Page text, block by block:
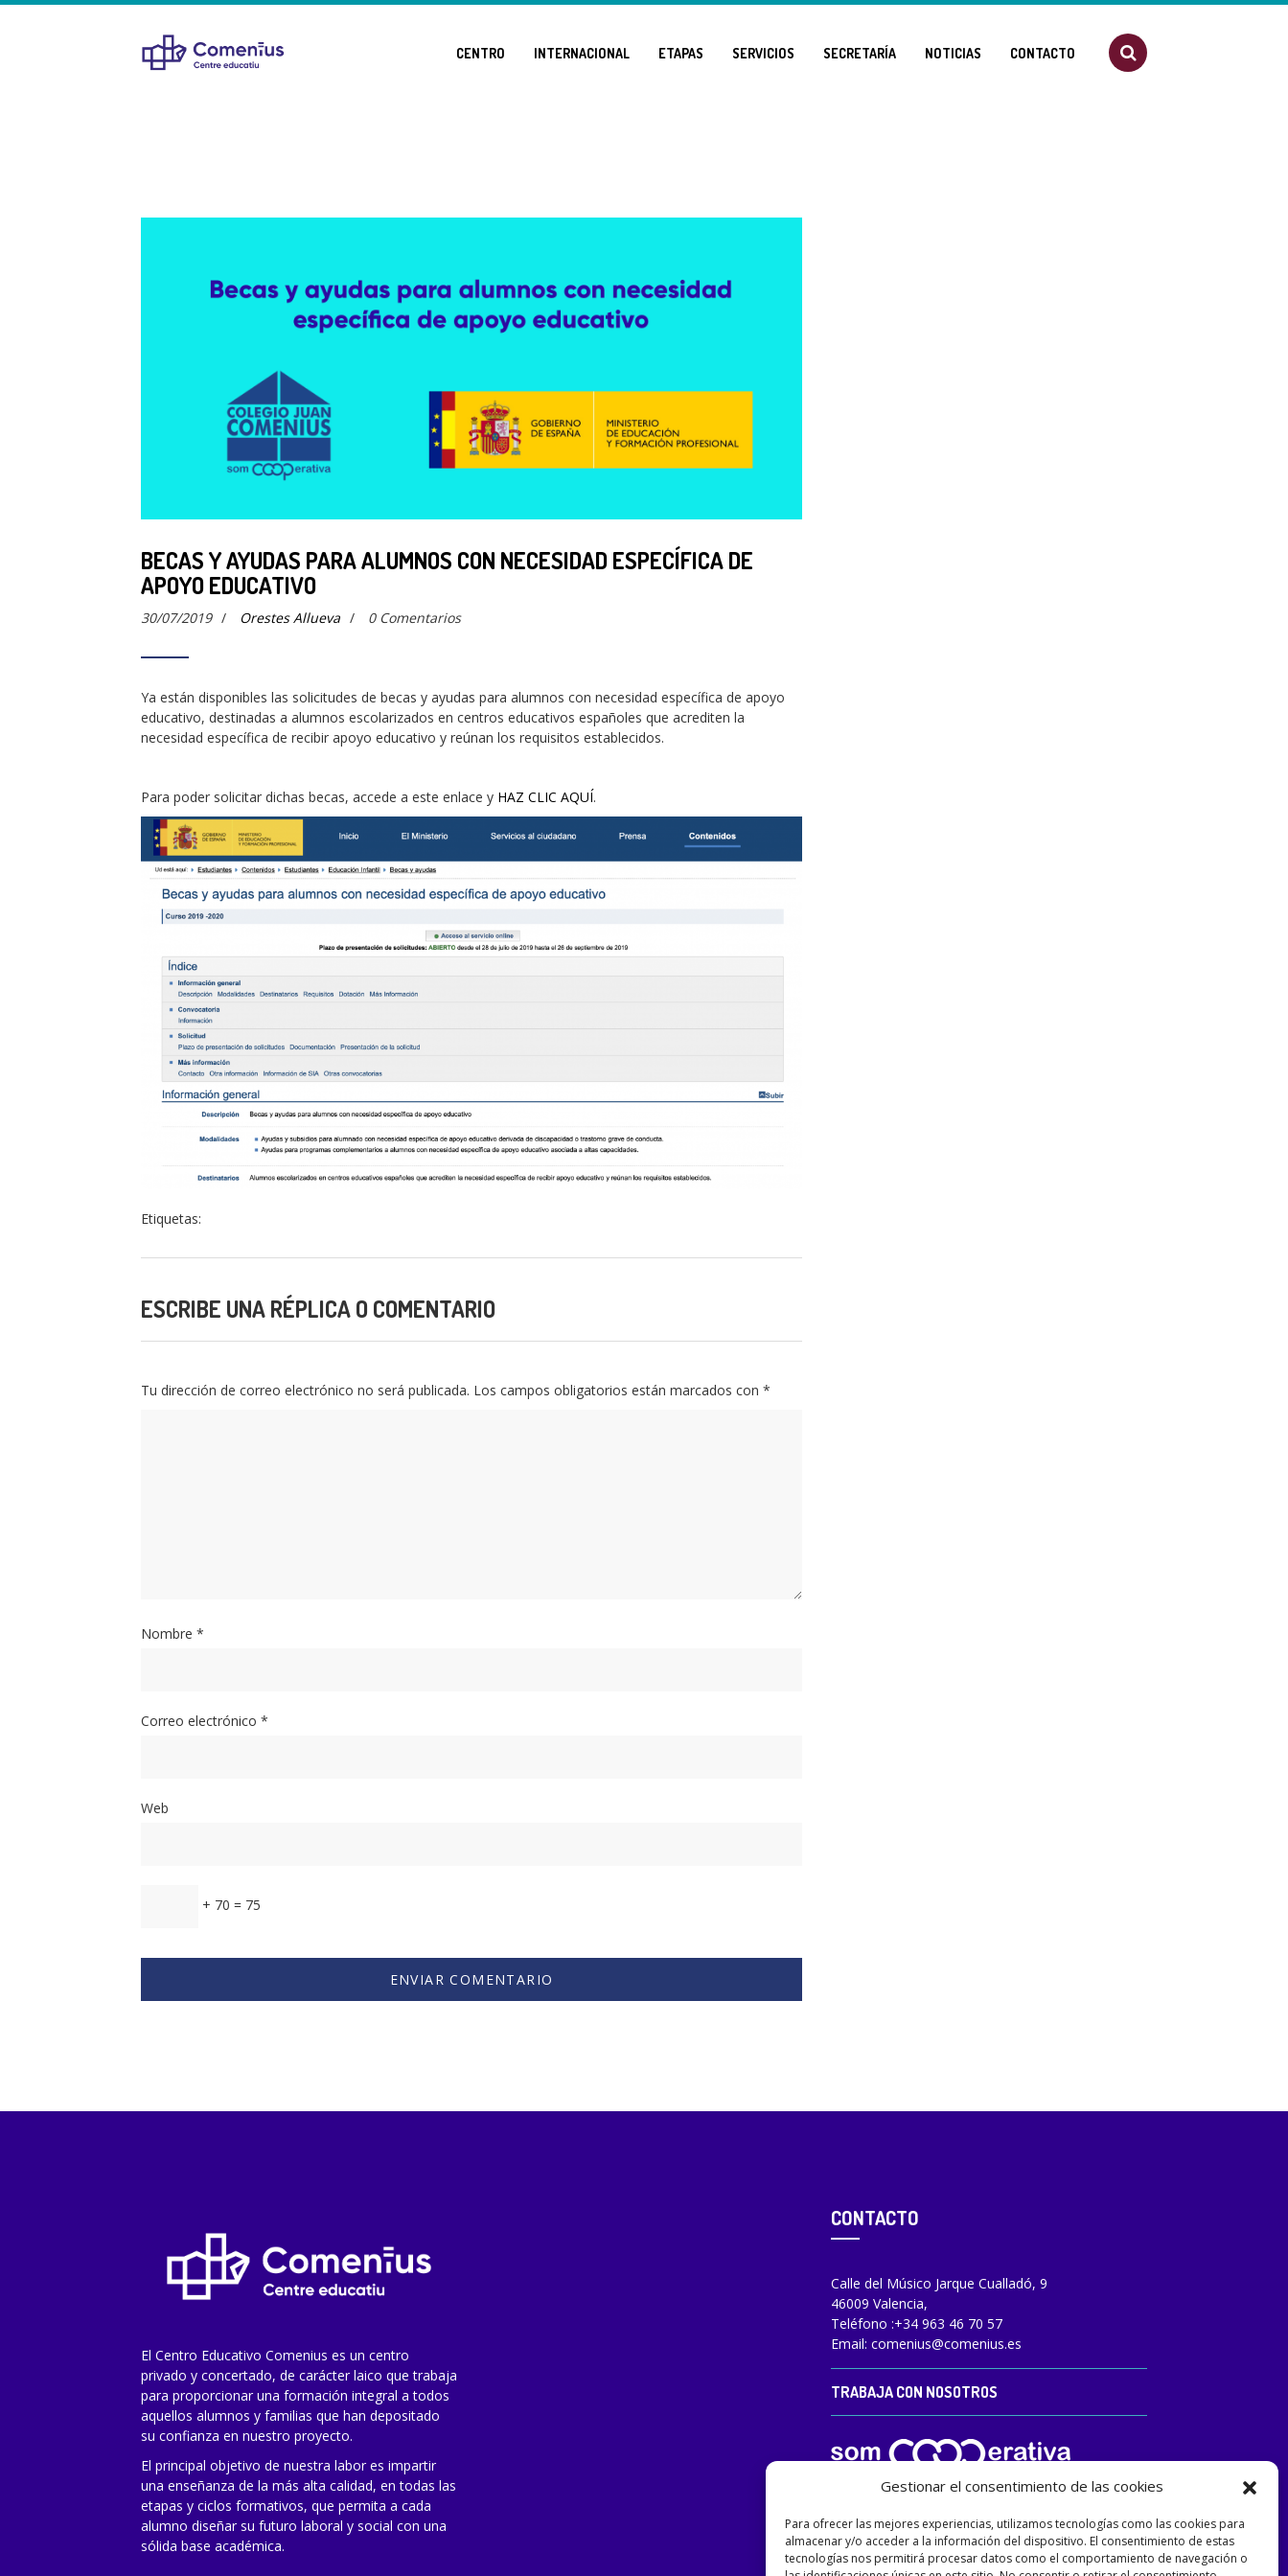
Gestionar el consentimiento de las cookies
Para ofrecer las mejores experiencias, utilizamos tecnologías como las cookies para
almacenar y/o acceder a la información del dispositivo. El consentimiento de estas
tecnologías nos permitirá procesar datos como el comportamiento de navegación o
CENTRO INTERNACIONAL ETAPAS SERVICIOS SECRETARÍA NOTICIAS CONTACTO
BECAS Y AYUDAS PARA ALUMNOS CON NECESIDAD ESPECÍFICA DE
APOYO EDUCATIVO
30/07/2019 / Orestes Allueva / 0 Comentarios
Ya están disponibles las solicitudes de becas y ayudas para alumnos con necesidad específica de apoyo
educativo, destinadas a alumnos escolarizados en centros educativos españoles que acrediten la
necesidad específica de recibir apoyo educativo y reúnan los requisitos establecidos.
Para poder solicitar dichas becas, accede a este enlace y HAZ CLIC AQUÍ.
Etiquetas:
ESCRIBE UNA RÉPLICA O COMENTARIO
Tu dirección de correo electrónico no será publicada. Los campos obligatorios están marcados con *
Nombre *
Correo electrónico *
Web
+ 70 = 75
El Centro Educativo Comenius es un centro
privado y concertado, de carácter laico que trabaja
para proporcionar una formación integral a todos
aquellos alumnos y familias que han depositado
su confianza en nuestro proyecto.
El principal objetivo de nuestra labor es impartir
una enseñanza de la más alta calidad, en todas las
etapas y ciclos formativos, que permita a cada
alumno diseñar su futuro laboral y social con una
sólida base académica.
CONTACTO
Calle del Músico Jarque Cualladó, 9
46009 Valencia,
Teléfono :+34 963 46 70 57
Email: comenius@comenius.es
TRABAJA CON NOSOTROS